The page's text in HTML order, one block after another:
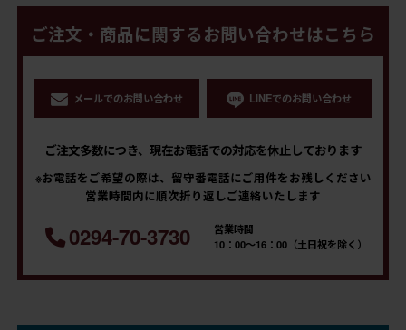
ご注文・商品に関するお問い合わせはこちら
メールでのお問い合わせ LINEでのお問い合わせ
ご注文多数につき、現在お電話での対応を休止しております
※お電話をご希望の際は、留守番電話にご用件をお残しください
営業時間内に順次折り返しご連絡いたします
0294-70-3730
営業時間
10：00～16：00（土日祝を除く）